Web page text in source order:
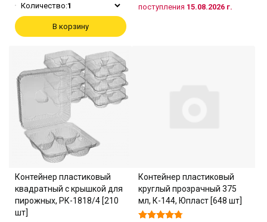
Количество:1
В корзину
поступления 15.08.2026 г.
Контейнер пластиковый
квадратный с крышкой для
пирожных, РК-1818/4 [210
шт]
Контейнер пластиковый
круглый прозрачный 375
мл, К-144, Юпласт [648 шт]